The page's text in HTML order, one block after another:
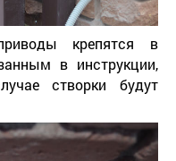
крепятся в
в инструкции,
створки будут